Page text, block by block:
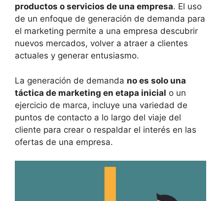
productos o servicios de una empresa. El uso
de un enfoque de generación de demanda para
el marketing permite a una empresa descubrir
nuevos mercados, volver a atraer a clientes
actuales y generar entusiasmo.
La generación de demanda no es solo una
táctica de marketing en etapa inicial o un
ejercicio de marca, incluye una variedad de
puntos de contacto a lo largo del viaje del
cliente para crear o respaldar el interés en las
ofertas de una empresa.